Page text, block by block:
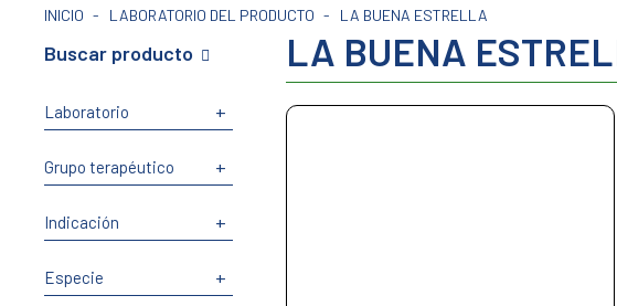
INICIO - LABORATORIO DEL PRODUCTO - LA BUENA ESTRELLA
Buscar producto
Laboratorio +
Grupo terapéutico +
Indicación +
Especie +
LA BUENA